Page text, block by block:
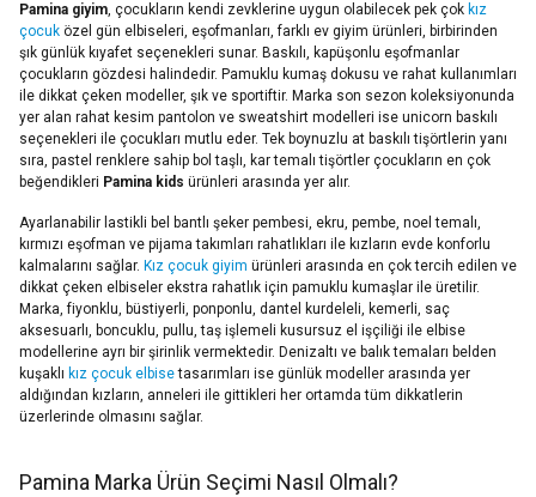
Pamina giyim, çocukların kendi zevklerine uygun olabilecek pek çok kız
çocuk özel gün elbiseleri, eşofmanları, farklı ev giyim ürünleri, birbirinden
şık günlük kıyafet seçenekleri sunar. Baskılı, kapüşonlu eşofmanlar
çocukların gözdesi halindedir. Pamuklu kumaş dokusu ve rahat kullanımları
ile dikkat çeken modeller, şık ve sportiftir. Marka son sezon koleksiyonunda
yer alan rahat kesim pantolon ve sweatshirt modelleri ise unicorn baskılı
seçenekleri ile çocukları mutlu eder. Tek boynuzlu at baskılı tişörtlerin yanı
sıra, pastel renklere sahip bol taşlı, kar temalı tişörtler çocukların en çok
beğendikleri Pamina kids ürünleri arasında yer alır.
Ayarlanabilir lastikli bel bantlı şeker pembesi, ekru, pembe, noel temalı,
kırmızı eşofman ve pijama takımları rahatlıkları ile kızların evde konforlu
kalmalarını sağlar. Kız çocuk giyim ürünleri arasında en çok tercih edilen ve
dikkat çeken elbiseler ekstra rahatlık için pamuklu kumaşlar ile üretilir.
Marka, fiyonklu, büstiyerli, ponponlu, dantel kurdeleli, kemerli, saç
aksesuarlı, boncuklu, pullu, taş işlemeli kusursuz el işçiliği ile elbise
modellerine ayrı bir şirinlik vermektedir. Denizaltı ve balık temaları belden
kuşaklı kız çocuk elbisetasarımları ise günlük modeller arasında yer
aldığından kızların, anneleri ile gittikleri her ortamda tüm dikkatlerin
üzerlerinde olmasını sağlar.
Pamina Marka Ürün Seçimi Nasıl Olmalı?